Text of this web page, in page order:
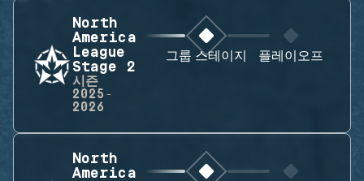
North
America
League
Stage 2
시즌
2025-
2026
그룹 스테이지 플레이오프
North
America